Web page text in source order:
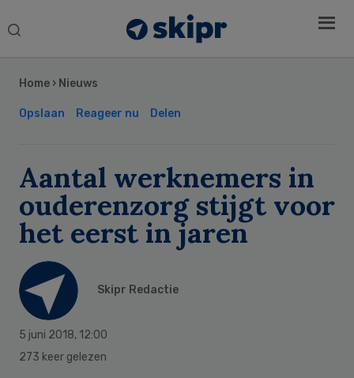
Search
Home › Nieuws
Opslaan Reageer nu Delen
Aantal werknemers in
ouderenzorg stijgt voor
het eerst in jaren
Skipr Redactie
5 juni 2018, 12:00
273 keer gelezen
Sidebar